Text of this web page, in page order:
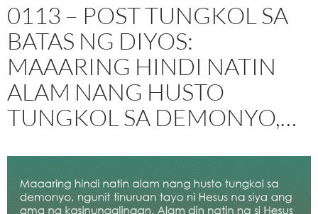
0113 – POST TUNGKOL SA
BATAS NG DIYOS:
MAAARING HINDI NATIN
ALAM NANG HUSTO
TUNGKOL SA DEMONYO,…